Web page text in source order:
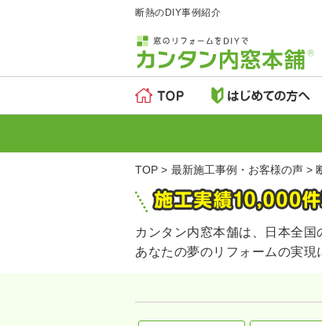
断熱のDIY事例紹介
TOP 最新施工事例・お客様の声
カンタン内窓本舗は、日本全国
あなたの夢のリフォームの実現